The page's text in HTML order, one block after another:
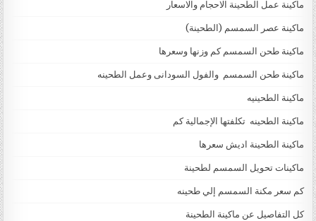
ماكينة عمل الطحينة الاحجام والاسعار
ماكينة عصر السمسم (الطحينة)
ماكينة طحن السمسم كم وزنها وسعرها
ماكينة طحن السمسم والفول السودانى وعمل الطحينه
ماكينة الطحينيه
ماكينة الطحينه تكلفتها الإجمالية كم
ماكينة الطحينة اديش سعرها
ماكينات تحويل السمسم لطحينة
كم سعر مكنة السمسم إلي طحينه
كل التفاصيل عن ماكينة الطحينة